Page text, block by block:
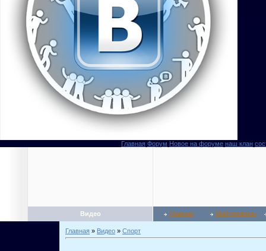
Главная Форум Новое на форуме наш клан
Видео Главная Мой профиль
Главная » Видео » Спорт